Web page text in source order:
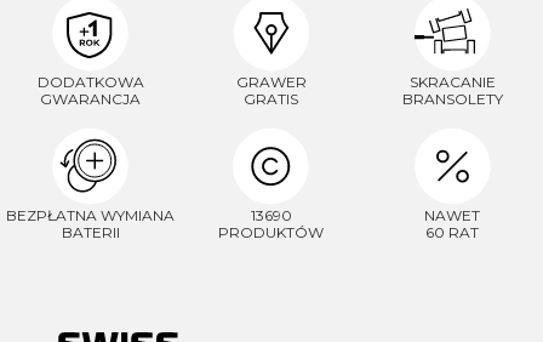
DODATKOWA
GWARANCJA
GRAWER
GRATIS
SKRACANIE
BRANSOLETY
BEZPŁATNA WYMIANA
BATERII
13690
PRODUKTÓW
NAWET
60 RAT